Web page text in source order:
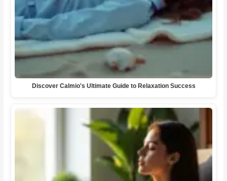
Discover Calmio's Ultimate Guide to Relaxation Success